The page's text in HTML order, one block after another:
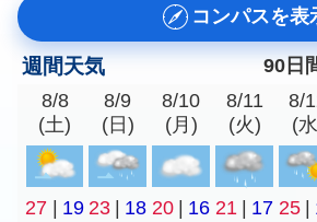
コンパスを表
週間天気
90日
8/8
(土)
8/9
(日)
8/10
(月)
8/11
(火)
8/
(
27 | 19 23 | 18 20 | 16 21 | 17 25 |